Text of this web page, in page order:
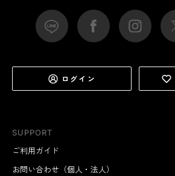
SUPPORT
ご利用ガイド
お問い合わせ（個人・法人）
ログイン